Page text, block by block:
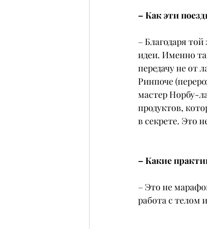
– Как эти
– Благодаря
идеи. Именно
передачу не от
Ринпоче
мастер Норбу-
продуктов,
в секрете. Это
– Какие
– Это не
работа с телом